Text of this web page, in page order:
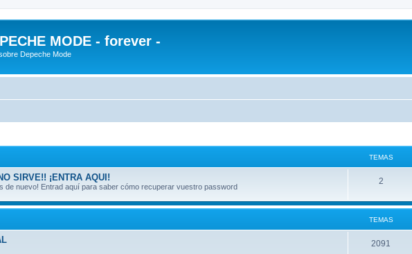
MODE - forever -
Depeche Mode
TEMAS
SIRVE!! ¡ENTRA AQUI!
de nuevo! Entrad aquí para saber cómo recuperar vuestro password
2
TEMAS
2091